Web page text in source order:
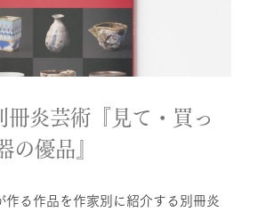
しむ 酒器の優品』
News
冊炎芸術『見て・買っ
の優品』
る作品を作家別に紹介する別冊炎